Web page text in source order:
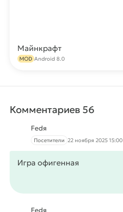
Майнкрафт
MOD Android 8.0
Комментариев 56
Fedя
Посетители 22 ноября 2025 15:00
Игра офигенная
Fedя